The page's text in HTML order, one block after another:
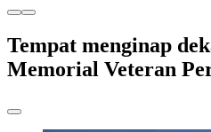
Tempat menginap
Memorial Veteran